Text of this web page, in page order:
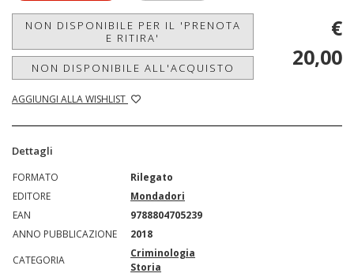
NON DISPONIBILE PER IL 'PRENOTA
E RITIRA'
NON DISPONIBILE ALL'ACQUISTO
AGGIUNGI ALLA WISHLIST
€
20,00
Dettagli
FORMATO
Rilegato
EDITORE
Mondadori
EAN
9788804705239
ANNO PUBBLICAZIONE
2018
CATEGORIA
Criminologia
Storia